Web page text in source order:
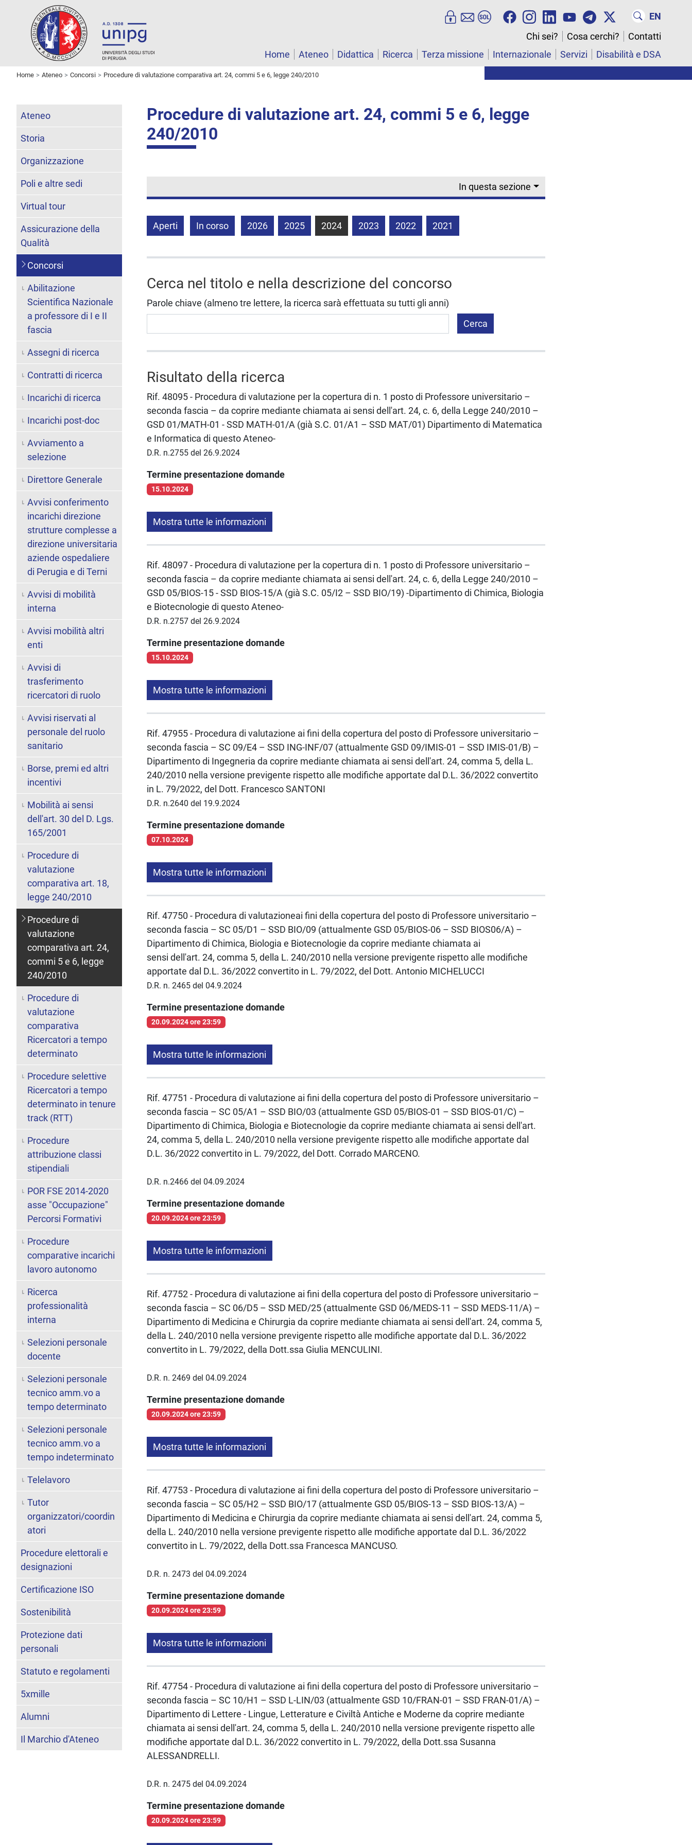
EN
Chi sei?
Cosa cerchi?
Contatti
Home
Ateneo Didattica Ricerca Terza missione Internazionale Servizi Disabilità e DSA
Home Ateneo Concorsi Procedure di valutazione comparativa art. 24, commi 5 e 6, legge 240/2010
Procedure di valutazione art. 24, commi 5 e 6, legge
240/2010
In questa sezione
Aperti In corso 2026 2025 2024 2023 2022 2021
Cerca nel titolo e nella descrizione del concorso
Parole chiave (almeno tre lettere, la ricerca sarà effettuata su tutti gli anni)
Cerca
Risultato della ricerca
Rif. 48095 - Procedura di valutazione per la copertura di n. 1 posto di Professore universitario –
seconda fascia – da coprire mediante chiamata ai sensi dell'art. 24, c. 6, della Legge 240/2010 –
GSD 01/MATH-01 - SSD MATH-01/A (già S.C. 01/A1 – SSD MAT/01) Dipartimento di Matematica
e Informatica di questo Ateneo-
D.R. n.2755 del 26.9.2024
Termine presentazione domande
15.10.2024
Mostra tutte le informazioni
Rif. 48097 - Procedura di valutazione per la copertura di n. 1 posto di Professore universitario –
seconda fascia – da coprire mediante chiamata ai sensi dell'art. 24, c. 6, della Legge 240/2010 –
GSD 05/BIOS-15 - SSD BIOS-15/A (già S.C. 05/I2 – SSD BIO/19) -Dipartimento di Chimica, Biologia
e Biotecnologie di questo Ateneo-
D.R. n.2757 del 26.9.2024
Termine presentazione domande
15.10.2024
Mostra tutte le informazioni
Rif. 47955 - Procedura di valutazione ai fini della copertura del posto di Professore universitario –
seconda fascia – SC 09/E4 – SSD ING-INF/07 (attualmente GSD 09/IMIS-01 – SSD IMIS-01/B) –
Dipartimento di Ingegneria da coprire mediante chiamata ai sensi dell'art. 24, comma 5, della L.
240/2010 nella versione previgente rispetto alle modifiche apportate dal D.L. 36/2022 convertito
in L. 79/2022, del Dott. Francesco SANTONI
D.R. n.2640 del 19.9.2024
Termine presentazione domande
07.10.2024
Mostra tutte le informazioni
Rif. 47750 - Procedura di valutazioneai fini della copertura del posto di Professore universitario –
seconda fascia – SC 05/D1 – SSD BIO/09 (attualmente GSD 05/BIOS-06 – SSD BIOS06/A) –
Dipartimento di Chimica, Biologia e Biotecnologie da coprire mediante chiamata ai
sensi dell'art. 24, comma 5, della L. 240/2010 nella versione previgente rispetto alle modifiche
apportate dal D.L. 36/2022 convertito in L. 79/2022, del Dott. Antonio MICHELUCCI
D.R. n. 2465 del 04.9.2024
Termine presentazione domande
20.09.2024 ore 23:59
Mostra tutte le informazioni
Rif. 47751 - Procedura di valutazione ai fini della copertura del posto di Professore universitario –
seconda fascia – SC 05/A1 – SSD BIO/03 (attualmente GSD 05/BIOS-01 – SSD BIOS-01/C) –
Dipartimento di Chimica, Biologia e Biotecnologie da coprire mediante chiamata ai sensi dell'art.
24, comma 5, della L. 240/2010 nella versione previgente rispetto alle modifiche apportate dal
D.L. 36/2022 convertito in L. 79/2022, del Dott. Corrado MARCENO.
D.R. n.2466 del 04.09.2024
Termine presentazione domande
20.09.2024 ore 23:59
Mostra tutte le informazioni
Rif. 47752 - Procedura di valutazione ai fini della copertura del posto di Professore universitario –
seconda fascia – SC 06/D5 – SSD MED/25 (attualmente GSD 06/MEDS-11 – SSD MEDS-11/A) –
Dipartimento di Medicina e Chirurgia da coprire mediante chiamata ai sensi dell'art. 24, comma 5,
della L. 240/2010 nella versione previgente rispetto alle modifiche apportate dal D.L. 36/2022
convertito in L. 79/2022, della Dott.ssa Giulia MENCULINI.
D.R. n. 2469 del 04.09.2024
Termine presentazione domande
20.09.2024 ore 23:59
Mostra tutte le informazioni
Rif. 47753 - Procedura di valutazione ai fini della copertura del posto di Professore universitario –
seconda fascia – SC 05/H2 – SSD BIO/17 (attualmente GSD 05/BIOS-13 – SSD BIOS-13/A) –
Dipartimento di Medicina e Chirurgia da coprire mediante chiamata ai sensi dell'art. 24, comma 5,
della L. 240/2010 nella versione previgente rispetto alle modifiche apportate dal D.L. 36/2022
convertito in L. 79/2022, della Dott.ssa Francesca MANCUSO.
D.R. n. 2473 del 04.09.2024
Termine presentazione domande
20.09.2024 ore 23:59
Mostra tutte le informazioni
Rif. 47754 - Procedura di valutazione ai fini della copertura del posto di Professore universitario –
seconda fascia – SC 10/H1 – SSD L-LIN/03 (attualmente GSD 10/FRAN-01 – SSD FRAN-01/A) –
Dipartimento di Lettere - Lingue, Letterature e Civiltà Antiche e Moderne da coprire mediante
chiamata ai sensi dell'art. 24, comma 5, della L. 240/2010 nella versione previgente rispetto alle
modifiche apportate dal D.L. 36/2022 convertito in L. 79/2022, della Dott.ssa Susanna
ALESSANDRELLI.
D.R. n. 2475 del 04.09.2024
Termine presentazione domande
20.09.2024 ore 23:59
Ateneo
Storia
Organizzazione
Poli e altre sedi
Virtual tour
Assicurazione della
Qualità
Concorsi
Abilitazione
Scientifica Nazionale
a professore di I e II
fascia
Assegni di ricerca
Contratti di ricerca
Incarichi di ricerca
Incarichi post-doc
Avviamento a
selezione
Direttore Generale
Avvisi conferimento
incarichi direzione
strutture complesse a
direzione universitaria
aziende ospedaliere
di Perugia e di Terni
Avvisi di mobilità
interna
Avvisi mobilità altri
enti
Avvisi di
trasferimento
ricercatori di ruolo
Avvisi riservati al
personale del ruolo
sanitario
Borse, premi ed altri
incentivi
Mobilità ai sensi
dell'art. 30 del D. Lgs.
165/2001
Procedure di
valutazione
comparativa art. 18,
legge 240/2010
Procedure di
valutazione
comparativa art. 24,
commi 5 e 6, legge
240/2010
Procedure di
valutazione
comparativa
Ricercatori a tempo
determinato
Procedure selettive
Ricercatori a tempo
determinato in tenure
track (RTT)
Procedure
attribuzione classi
stipendiali
POR FSE 2014-2020
asse "Occupazione"
Percorsi Formativi
Procedure
comparative incarichi
lavoro autonomo
Ricerca
professionalità
interna
Selezioni personale
docente
Selezioni personale
tecnico amm.vo a
tempo determinato
Selezioni personale
tecnico amm.vo a
tempo indeterminato
Telelavoro
Tutor
organizzatori/coordin
atori
Procedure elettorali e
designazioni
Certificazione ISO
Sostenibilità
Protezione dati
personali
Statuto e regolamenti
5xmille
Alumni
Il Marchio d'Ateneo